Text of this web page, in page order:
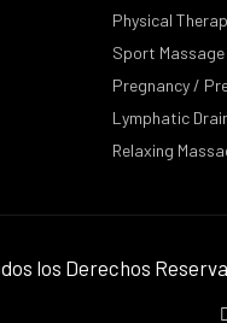
Physical
Sport Massage
Pregnancy /
Lymphatic
Relaxing
los Derechos